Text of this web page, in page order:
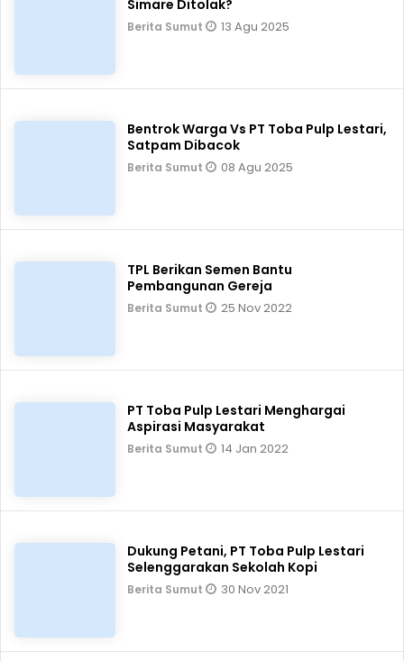
Simare Ditolak?
Berita Sumut 13 Agu 2025
Bentrok Warga Vs PT Toba Pulp Lestari,
Satpam Dibacok
Berita Sumut 08 Agu 2025
TPL Berikan Semen Bantu
Pembangunan Gereja
Berita Sumut 25 Nov 2022
PT Toba Pulp Lestari Menghargai
Aspirasi Masyarakat
Berita Sumut 14 Jan 2022
Dukung Petani, PT Toba Pulp Lestari
Selenggarakan Sekolah Kopi
Berita Sumut 30 Nov 2021